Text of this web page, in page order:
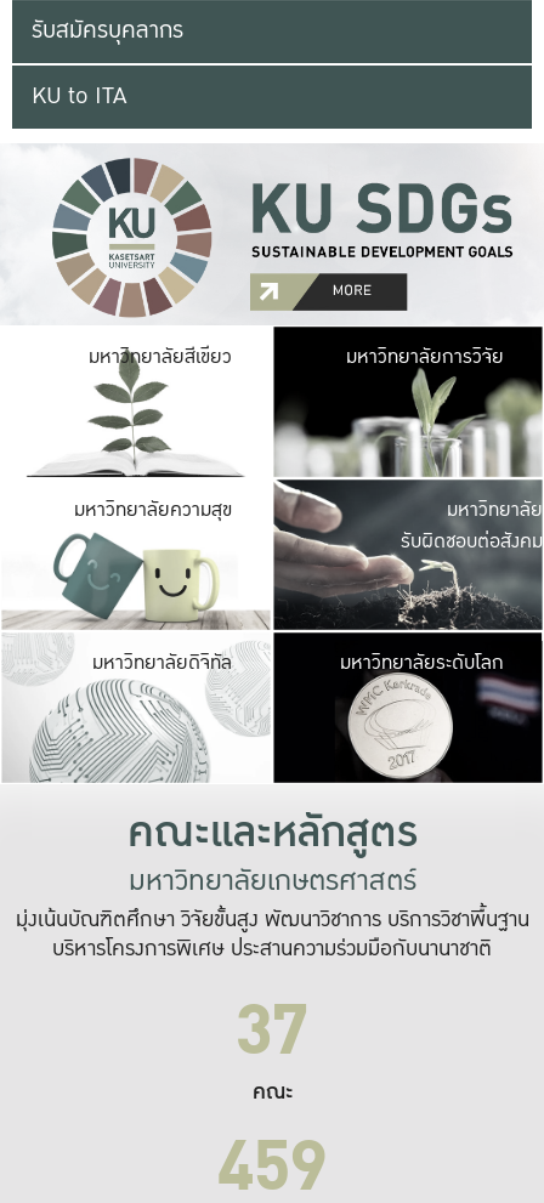
รับสมัครบุคลากร
KU to ITA
มหาวิทยาลัยสีเขียว มหาวิ
มีพื้นที่เขียวสดใส
เป็นป่าในเมือง เกษต
มหาวิทยาลัยการวิจัย
มหาวิทยาลัยความสุข มหาวิ
ค
เปิดประ
และพบเรื่องราวใ
มหาวิทยาลัย
รับผิดชอบต่อสังคม
มหาวิทยาลัยดิจิทัล มหาวิ
เปลี่ยนแปลง แล
เพื่อทำง
ระบบสารสนเทศ
มหาวิทยาลัยระดับโลก
คณะและหลักสูตร
มหาวิทยาลัยเกษตรศาสตร์
มุ่งเน้นบัณฑิตศึกษา วิจัยขั้นสูง พัฒนาวิชาการ บริการวิชาพื้นฐาน
บริหารโครงการพิเศษ ประสานความร่วมมือกับนานาชาติ
37
คณะ
459